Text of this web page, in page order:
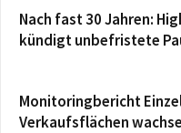
Nach fast 30 Jahren:
kündigt unbefristete
Monitoringbericht
Verkaufsflächen